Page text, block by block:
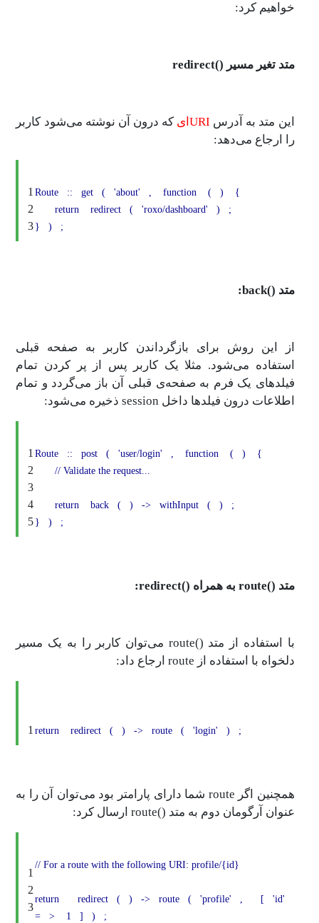
خواهیم کرد:
متد تغیر مسیر ()redirect
این متد به آدرس URI‌ای
که درون آن نوشته می‌شود کاربر
را ارجاع می‌دهد:
1
2
3
Route :: get ( 'about' , function ( )
{
return
redirect ( 'roxo/dashboard' )
;
}
) ;
متد ()back:
از این روش برای بازگرداندن کاربر به صفحه قبلی
استفاده می‌شود. مثلا یک کاربر پس از پر کردن تمام
فیلدهای یک فرم به صفحه‌ی قبلی آن باز می‌گردد و تمام
اطلاعات درون فیلدها داخل session ذخیره می‌شود:
1
2
3
4
5
Route :: post ( 'user/login' , function ( )
{
// Validate the request...
return back ( ) -> withInput ( )
;
}
) ;
متد ()route به همراه ()redirect:
با استفاده از متد ()route‌ می‌توان کاربر را به یک مسیر
دلخواه با استفاده از route ارجاع داد:
1 return redirect ( ) -> route ( 'login' ) ;
همچنین اگر route شما دارای پارامتر بود می‌توان آن را به
عنوان آرگومان دوم به متد ()route ارسال کرد:
1
2
3
// For a route with the following URI: profile/{id}
return redirect ( ) -> route ( 'profile' , [
'id'
=
> 1 ] ) ;